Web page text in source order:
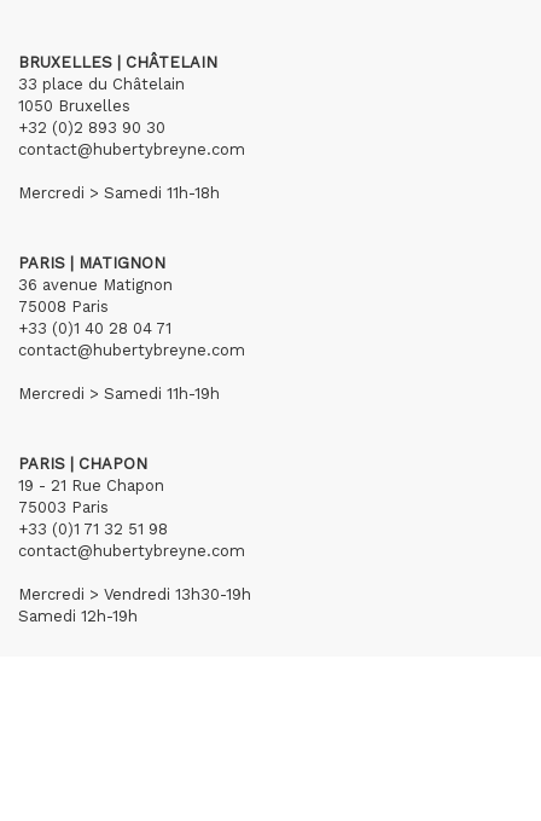
BRUXELLES | CHÂTELAIN
33 place du Châtelain
1050 Bruxelles
+32 (0)2 893 90 30
contact@hubertybreyne.com
Mercredi > Samedi 11h-18h
PARIS | MATIGNON
36 avenue Matignon
75008 Paris
+33 (0)1 40 28 04 71
contact@hubertybreyne.com
Mercredi > Samedi 11h-19h
PARIS | CHAPON
19 - 21 Rue Chapon
75003 Paris
+33 (0)1 71 32 51 98
contact@hubertybreyne.com
Mercredi > Vendredi 13h30-19h
Samedi 12h-19h